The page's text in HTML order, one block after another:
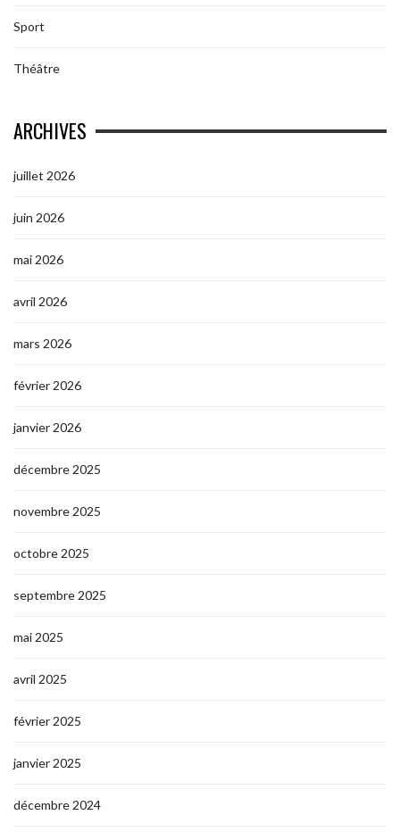
Sport
Théâtre
ARCHIVES
juillet 2026
juin 2026
mai 2026
avril 2026
mars 2026
février 2026
janvier 2026
décembre 2025
novembre 2025
octobre 2025
septembre 2025
mai 2025
avril 2025
février 2025
janvier 2025
décembre 2024